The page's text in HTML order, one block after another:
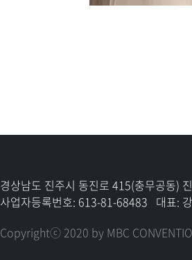
경상남도 진주시 동진로 415(충무공동)
사업자등록번호: 613-81-68483 대표:
Copyrightⓒ 2020 by MBC